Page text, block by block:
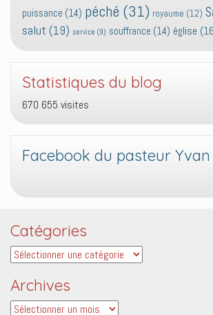
puissance (14) péché (31) royaume (12)
salut (19) service (9) souffrance (14) église
Statistiques du blog
670 655 visites
Facebook du pasteur Yvan
Catégories
Catégories
Archives
Archives